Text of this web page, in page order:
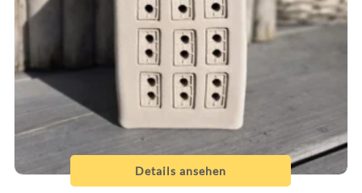
Details ansehen